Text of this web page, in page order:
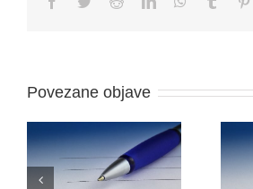
Povezane objave
ODLUKU O PRIJAMU